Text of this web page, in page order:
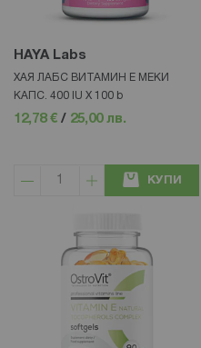
HAYA Labs
ХАЯ ЛАБС ВИТАМИН Е МЕКИ
КАПС. 400 IU Х 100 b
12,78 € / 25,00 лв.
КУПИ